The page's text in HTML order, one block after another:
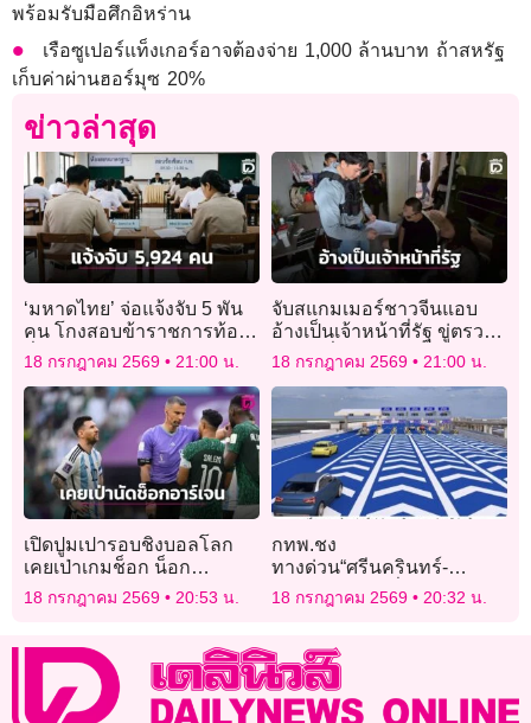
พร้อมรับมือศึกอิหร่าน
เรือซูเปอร์แท็งเกอร์อาจต้องจ่าย 1,000 ล้านบาท ถ้าสหรัฐ
เก็บค่าผ่านฮอร์มุซ 20%
ข่าวล่าสุด
‘มหาดไทย’ จ่อแจ้งจับ 5 พัน
คน โกงสอบข้าราชการท้อง
ถิ่น
18 กรกฎาคม 2569 21:00 น.
จับสแกมเมอร์ชาวจีนแอบ
อ้างเป็นเจ้าหน้าที่รัฐ ขู่ตรวจ
สอบเหยื่อสูญเงินกว่า 15 ล้าน
18 กรกฎาคม 2569 21:00 น.
เปิดปูมเปารอบชิงบอลโลก
เคยเป่าเกมช็อก น็อก
‘อาร์เจนตินา’
18 กรกฎาคม 2569 20:53 น.
กทพ.ชง
ทางด่วน“ศรีนครินทร์-
สุวรรณภูมิ”2หมื่นล้านเข้า
บอร์ดก.ย.นี้สร้างปี72เปิด
18 กรกฎาคม 2569 20:32 น.